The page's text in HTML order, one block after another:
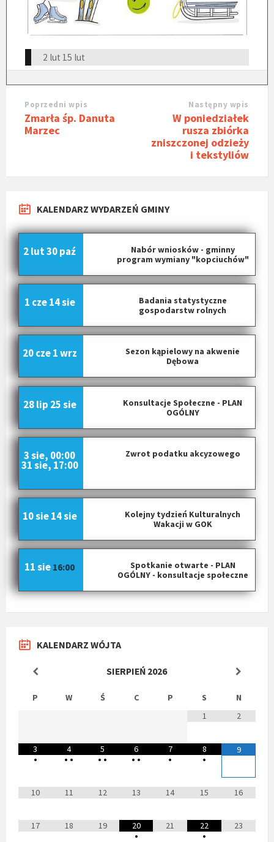
2 lut 15 lut
Poprzedni wpis
Zmarła śp. Danuta
Marzec
Następny wpis
W poniedziałek
rusza zbiórka
zniszczonej odzieży
i tekstyliów
KALENDARZ WYDARZEŃ GMINY
Nabór wniosków - gminny
program wymiany "kopciuchów"
2 lut30 paź
Badania statystyczne
gospodarstw rolnych
1 cze 14 sie
Sezon kąpielowy na akwenie
Dębowa
20 cze 1 wrz
Konsultacje Społeczne - PLAN
OGÓLNY
28 lip 25 sie
Zwrot podatku akcyzowego
3 sie, 00:00
31 sie, 17:00
Kolejny tydzień Kulturalnych
Wakacji w GOK
10 sie 14 sie
Spotkanie otwarte - PLAN
OGÓLNY - konsultacje społeczne
11 sie 16:00
KALENDARZ WÓJTA
SIERPIEŃ 2026
P W Ś C P S
N
1
2
3
•
4
• •
5
• •
6
• •
7
•
8
•
9
10 11 12 13 14 15 16
17 18 19
20
•
21
22
•
23